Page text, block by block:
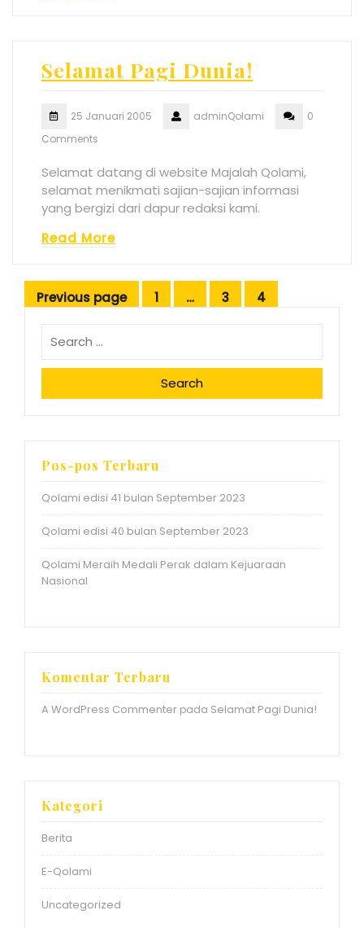
Selamat Pagi Dunia!
25 Januari 2005 adminQolami
0
Comments
Selamat datang di website Majalah Qolami,
selamat menikmati sajian-sajian informasi
yang bergizi dari dapur redaksi kami.
Read More
Navigasi
pos
Previous page Page
1 … Page
3 Page
4
Search
Pos-pos Terbaru
Qolami edisi 41 bulan September 2023
Qolami edisi 40 bulan September 2023
Qolami Meraih Medali Perak dalam Kejuaraan
Nasional
Komentar Terbaru
A WordPress Commenter pada Selamat Pagi Dunia!
Kategori
Berita
E-Qolami
Uncategorized